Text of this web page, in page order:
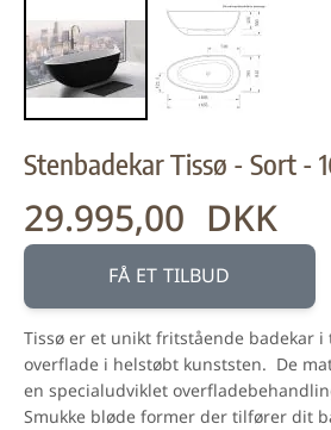
Stenbadekar Tissø - Sort -
Fra:
29.995,00 DKK
FÅ ET TILBUD
Tissø er et unikt fritstående badekar i
overflade i helstøbt kunststen. De
en specialudviklet
Smukke bløde former der tilfører dit